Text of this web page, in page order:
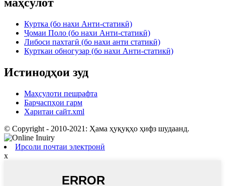
Куртка (бо нахи Анти-статикӣ)
Ҷомаи Поло (бо нахи Анти-статикӣ)
Либоси пахтагӣ (бо нахи анти статикӣ)
Курткаи обногузар (бо нахи Анти-статикӣ)
Истинодҳои зуд
Маҳсулоти пешрафта
Барчаспҳои гарм
Харитаи сайт.xml
© Copyright - 2010-2021: Ҳама ҳуқуқҳо ҳифз шудаанд.
Ирсоли почтаи электронӣ
x